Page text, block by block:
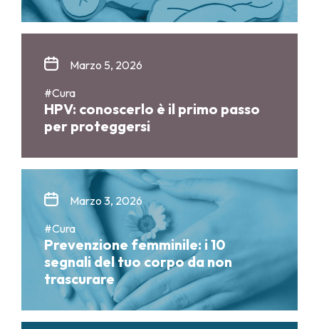
Marzo 5, 2026
#Cura
HPV: conoscerlo è il primo passo
per proteggersi
Marzo 3, 2026
#Cura
Prevenzione femminile: i 10
segnali del tuo corpo da non
trascurare